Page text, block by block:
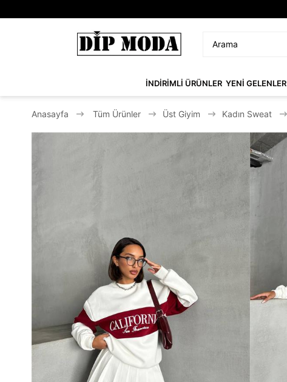
İNDİRİMLİ ÜRÜNLER YENİ GELENLER
Anasayfa Tüm Ürünler Üst Giyim Kadın Sweat